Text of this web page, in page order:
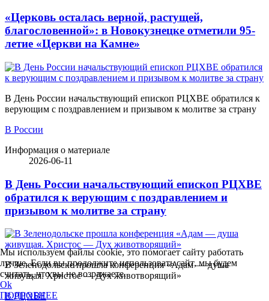
«Церковь осталась верной, растущей,
благословенной»: в Новокузнецке отметили 95-
летие «Церкви на Камне»
В День России начальствующий епископ РЦХВЕ обратился к
верующим с поздравлением и призывом к молитве за страну
В России
Информация о материале
2026-06-11
В День России начальствующий епископ РЦХВЕ
обратился к верующим с поздравлением и
призывом к молитве за страну
В Зеленодольске прошла конференция «Адам — душа
живущая. Христос — Дух животворящий»
В РЦХВЕ
Мы используем файлы cookie, это помогает сайту работать
лучше. Если вы продолжите использовать сайт, мы будем
считать, что вы не возражаете.
Ok
ПОДРОБНЕЕ